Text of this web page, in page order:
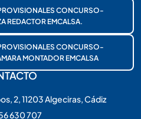
CONCURSO-
REDACTOR EMCALSA.
CONCURSO-
MONTADOR EMCALSA
2, 11203 Algeciras, Cádiz
630 707